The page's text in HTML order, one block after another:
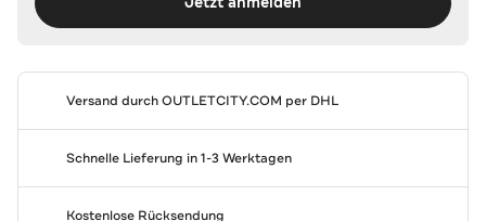
Versand durchOUTLETCITY.COM per DHL
Schnelle Lieferung in 1-3 Werktagen
Kostenlose Rücksendung